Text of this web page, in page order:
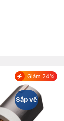
Giảm 24%
Sắp về